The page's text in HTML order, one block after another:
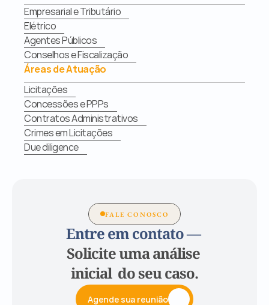
Empresarial e Tributário
Elétrico
Agentes Públicos
Conselhos e Fiscalização
Áreas de Atuação
Licitações
Concessões e PPPs
Contratos Administrativos
Crimes em Licitações
Due diligence
FALE CONOSCO
Entre em contato —
Solicite uma análise
inicial  do seu caso.
Agende sua reunião